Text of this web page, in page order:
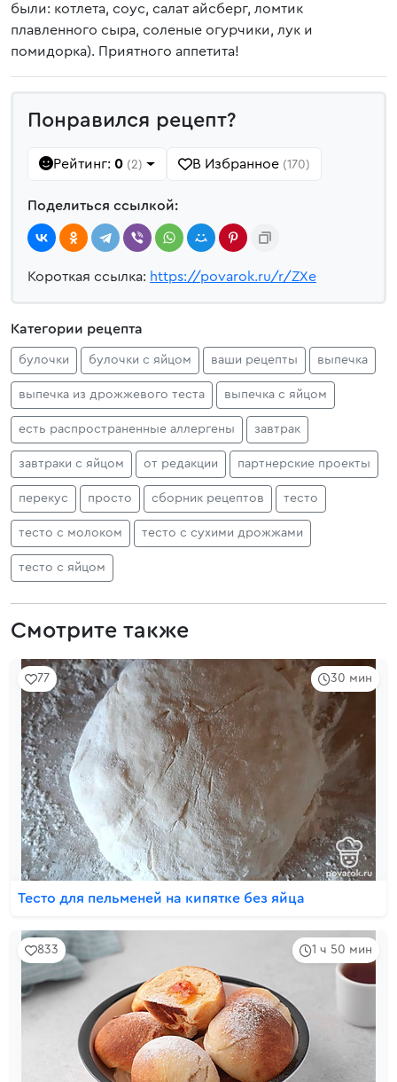
были: котлета, соус, салат айсберг, ломтик
плавленного сыра, соленые огурчики, лук и
помидорка). Приятного аппетита!
Понравился рецепт?
Рейтинг: 0 (2) В Избранное (170)
Поделиться ссылкой:
Короткая ссылка: https://povarok.ru/r/ZXe
Категории рецепта
булочки булочки с яйцом ваши рецепты выпечка
выпечка из дрожжевого теста выпечка с яйцом
есть распространенные аллергены завтрак
завтраки с яйцом от редакции партнерские проекты
перекус просто сборник рецептов тесто
тесто с молоком тесто с сухими дрожжами
тесто с яйцом
Смотрите также
30 мин
77
Тесто для пельменей на кипятке без яйца
1 ч 50 мин
833